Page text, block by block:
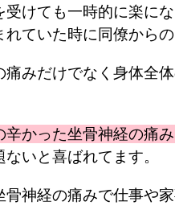
受けても一時的に楽に
れていた時に同僚から
痛みだけでなく身体全
辛かった坐骨神経の痛
いと喜ばれてます。
骨神経の痛みで仕事や